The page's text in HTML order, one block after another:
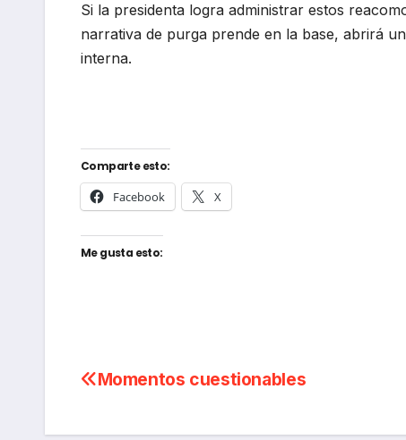
Si la presidenta logra administrar estos
narrativa de purga prende en la base, abrirá
interna.
Comparte esto:
Facebook X
Me gusta esto:
Navegación
de
Momentos cuestionables